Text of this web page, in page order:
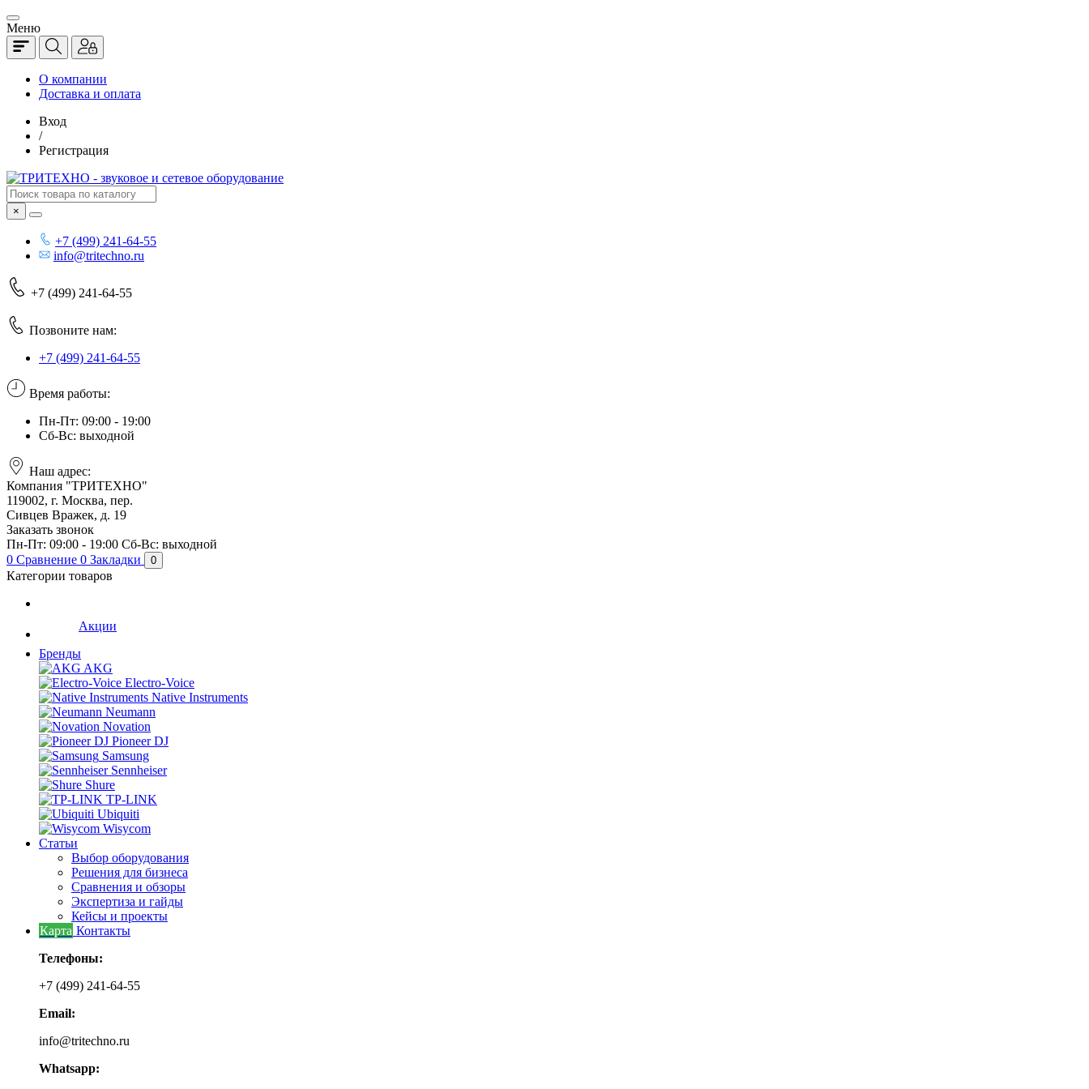
Меню
О компании
Доставка и оплата
Вход
/
Регистрация
×
+7 (499) 241-64-55
info@tritechno.ru
+7 (499) 241-64-55
Позвоните нам:
+7 (499) 241-64-55
Время работы:
Пн-Пт: 09:00 - 19:00
Сб-Вс: выходной
Наш адрес:
Компания "ТРИТЕХНО"
119002, г. Москва, пер.
Сивцев Вражек, д. 19
Заказать звонок
Пн-Пт: 09:00 - 19:00 Сб-Вс: выходной
0 Сравнение 0 Закладки 0
Категории товаров
Акции
Бренды
AKG
Electro-Voice
Native Instruments
Neumann
Novation
Pioneer DJ
Samsung
Sennheiser
Shure
TP-LINK
Ubiquiti
Wisycom
Статьи
Выбор оборудования
Решения для бизнеса
Сравнения и обзоры
Экспертиза и гайды
Кейсы и проекты
Карта Контакты
Телефоны:
+7 (499) 241-64-55
Email:
info@tritechno.ru
Whatsapp: